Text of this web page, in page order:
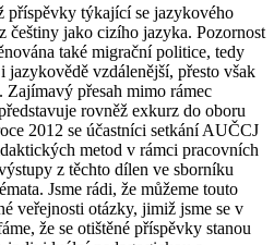
příspěvky týkající se jazykového
češtiny jako cizího jazyka. Pozornost
také migrační politice, tedy
jazykovědě vzdálenější, přesto však
přesah mimo rámec
rovněž exkurz do oboru
2012 se účastníci setkání AUČCJ
metod v rámci pracovních
z těchto dílen ve sborníku
Jsme rádi, že můžeme touto
veřejnosti otázky, jimiž jsme se v
že se otištěné příspěvky stanou